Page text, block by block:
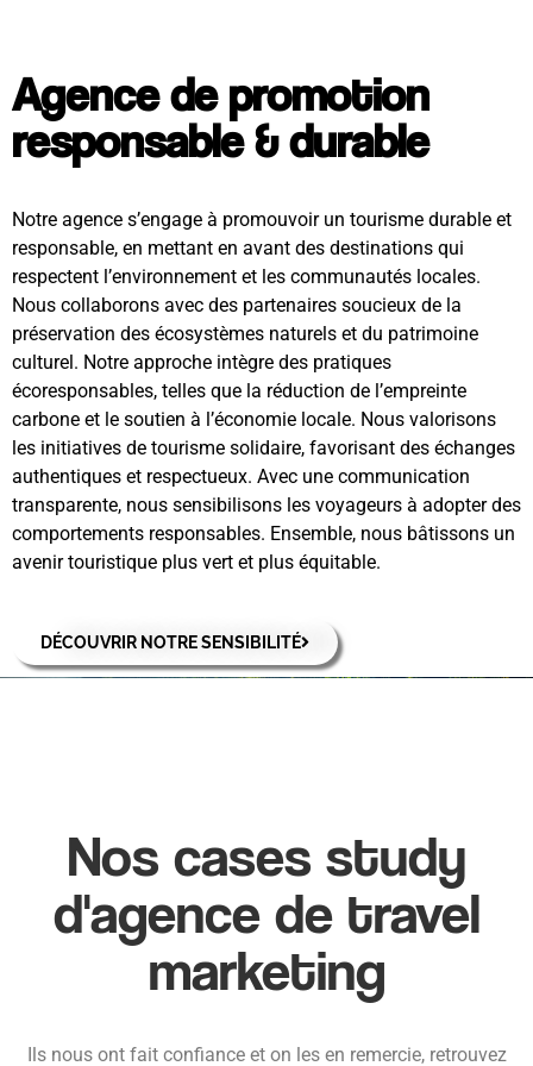
Agence de promotion
responsable & durable
Notre agence s’engage à promouvoir un tourisme durable et
responsable, en mettant en avant des destinations qui
respectent l’environnement et les communautés locales.
Nous collaborons avec des partenaires soucieux de la
préservation des écosystèmes naturels et du patrimoine
culturel. Notre approche intègre des pratiques
écoresponsables, telles que la réduction de l’empreinte
carbone et le soutien à l’économie locale. Nous valorisons
les initiatives de tourisme solidaire, favorisant des échanges
authentiques et respectueux. Avec une communication
transparente, nous sensibilisons les voyageurs à adopter des
comportements responsables. Ensemble, nous bâtissons un
avenir touristique plus vert et plus équitable.
DÉCOUVRIR NOTRE SENSIBILITÉ
Nos cases study
d'agence de travel
marketing
Ils nous ont fait confiance et on les en remercie, retrouvez